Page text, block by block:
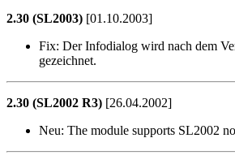
2.30 (SL2003) [01.10.2003]
Fix: Der Infodialog wird nach dem
gezeichnet.
2.30 (SL2002 R3) [26.04.2002]
Neu: The module supports SL2002